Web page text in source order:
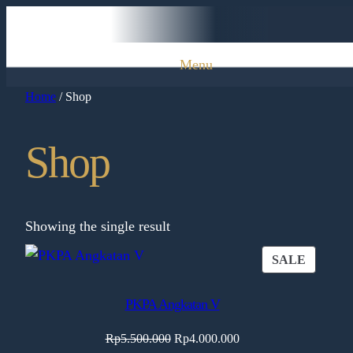
Menu
Home / Shop
Shop
Showing the single result
SALE
PKPA Angkatan V
Rp5.500.000 Original
Rp4.000.000Current